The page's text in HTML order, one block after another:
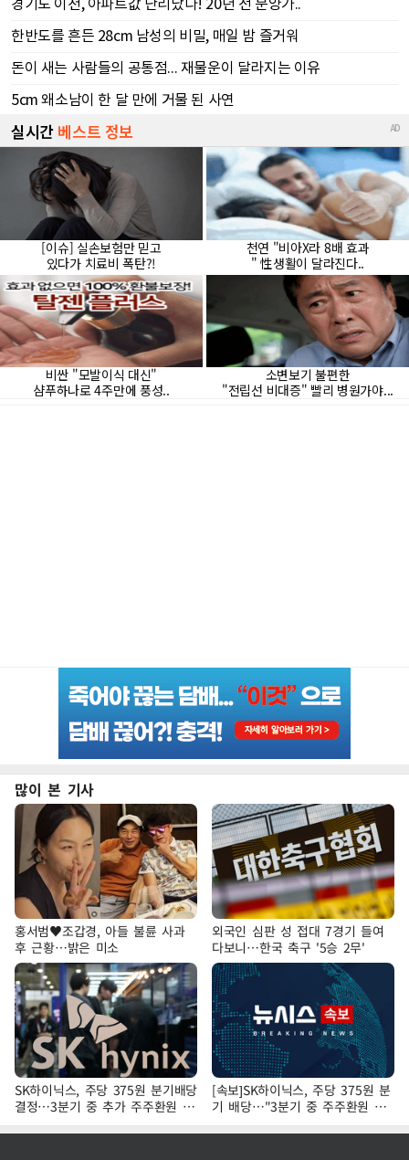
많이 본 기사
홍서범♥조갑경, 아들 불륜 사과
후 근황…밝은 미소
외국인 심판 성 접대 7경기 들여
다보니…한국 축구 '5승 2무'
SK하이닉스, 주당 375원 분기배당
결정…3분기 중 추가 주주환원 발
표
[속보]SK하이닉스, 주당 375원 분
기 배당…"3분기 중 주주환원 방
안 확정"